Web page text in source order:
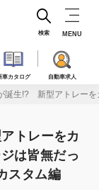
車カタログ 自動車求人
検索 MENU
誕生!? 新型アトレー
トレーをカ
は皆無だっ
スタム編